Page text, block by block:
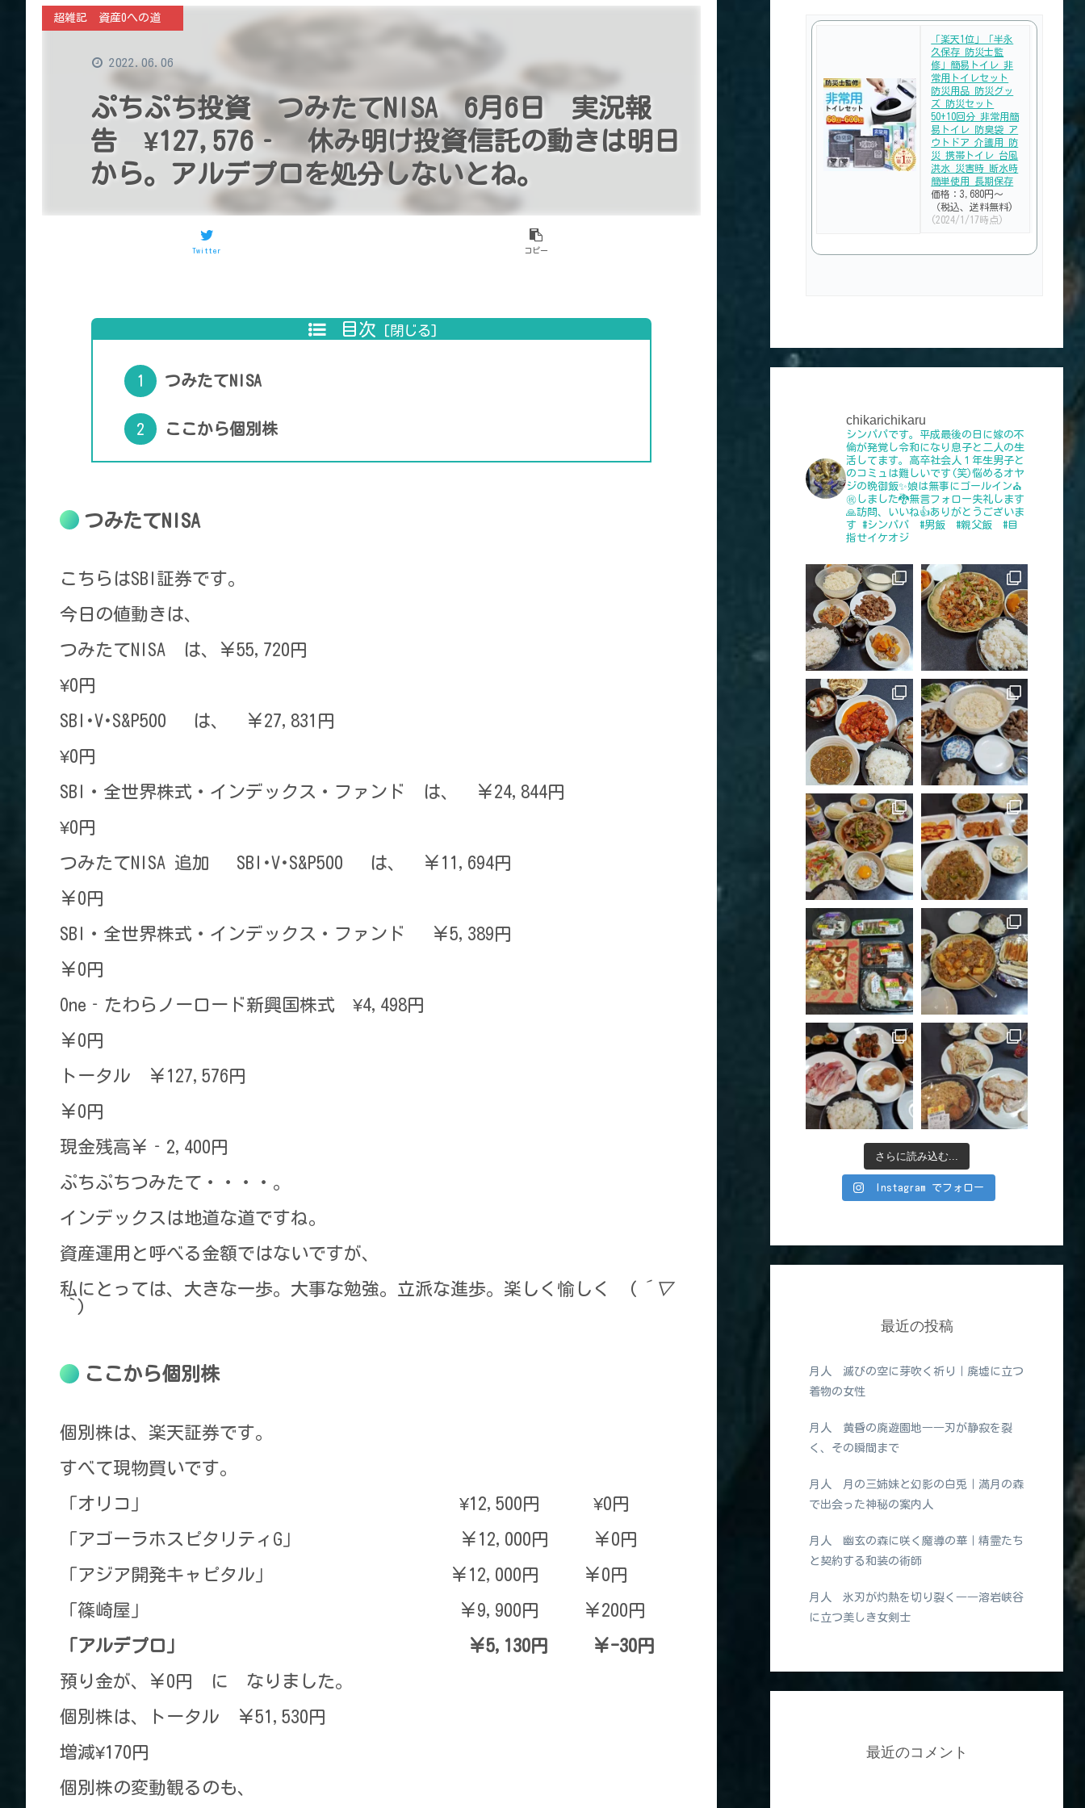
ぷちぷち投資 つみたてNISA 6月6日 実況報
告 ¥127,576‐ 休み明け投資信託の動きは明日
から。アルデプロを処分しないとね。
超雑記 資産0への道
Twitter コピー
2022.06.06
目次
つみたてNISA
ここから個別株
つみたてNISA
こちらはSBI証券です。
今日の値動きは、
つみたてNISA は、￥55,720円
¥0円
SBI･V･S&P500 は、 ￥27,831円
¥0円
SBI・全世界株式・インデックス・ファンド は、 ￥24,844円
¥0円
つみたてNISA 追加 SBI･V･S&P500 は、 ￥11,694円
￥0円
SBI・全世界株式・インデックス・ファンド ￥5,389円
￥0円
One‐たわらノーロード新興国株式 ¥4,498円
￥0円
トータル ￥127,576円
￥0円
現金残高￥‐2,400円
ぷちぷちつみたて・・・・。
インデックスは地道な道ですね。
資産運用と呼べる金額ではないですが、
私にとっては、大きな一歩。大事な勉強。立派な進歩。楽しく愉しく ( ´▽
)
ここから個別株
個別株は、楽天証券です。
すべて現物買いです。
「オリコ」 ¥12,500円 ¥0円
「アゴーラホスピタリティG」 ￥12,000円 ￥0円
「アジア開発キャピタル」 ￥12,000円 ￥0円
「篠崎屋」 ￥9,900円 ￥200円
「アルデプロ」 ￥5,130円 ￥-30円
預り金が、￥0円 に なりました。
個別株は、トータル ￥51,530円
増減¥170円
個別株の変動観るのも、
「楽天1位」「半永
久保存 防災士監
修」簡易トイレ 非
常用トイレセット
防災用品 防災グッ
ズ 防災セット
50+10回分 非常用簡
易トイレ 防臭袋 ア
ウトドア 介護用 防
災 携帯トイレ 台風
洪水 災害時 断水時
簡単使用 長期保存
価格：3,680円～
（税込、送料無料)
(2024/1/17時点)
chikarichikaru
シンパパです。平成最後の日に嫁の不
倫が発覚し令和になり息子と二人の生
活してます。高卒社会人１年生男子と
のコミュは難しいです(笑)悩めるオヤ
ジの晩御飯✨娘は無事にゴールイン⛪
㊗️しました🐉無言フォロー失礼します
🙏訪問、いいね👍️ありがとうございま
す #シンパパ #男飯 #親父飯 #目
指せイケオジ
さらに読み込む...
Instagram でフォロー
最近の投稿
月人 滅びの空に芽吹く祈り｜廃墟に立つ
着物の女性
月人 黄昏の廃遊園地――刃が静寂を裂
く、その瞬間まで
月人 月の三姉妹と幻影の白兎｜満月の森
で出会った神秘の案内人
月人 幽玄の森に咲く魔導の華｜精霊たち
と契約する和装の術師
月人 氷刃が灼熱を切り裂く――溶岩峡谷
に立つ美しき女剣士
最近のコメント